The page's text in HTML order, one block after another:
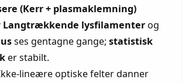
(Kerr + plasmaklemning)
Langtrækkende lysfilamenter og
ses gentagne gange;statistisk
er stabilt.
lineære optiske felter danner